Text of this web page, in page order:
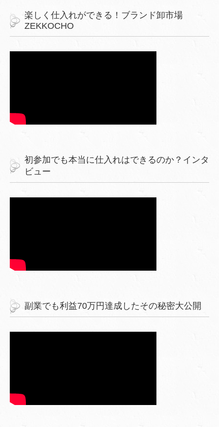
楽しく仕入れができる！ブランド卸市場
ZEKKOCHO
初参加でも本当に仕入れはできるのか？インタ
ビュー
副業でも利益70万円達成したその秘密大公開